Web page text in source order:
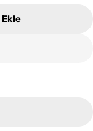
Halısı Adetini
Salon Halısı